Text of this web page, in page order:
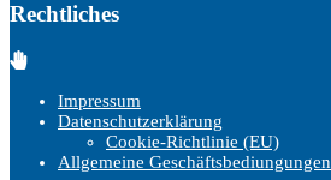
Rechtliches
Impressum
Datenschutzerklärung
Cookie-Richtlinie (EU)
Allgemeine Geschäftsbediungungen